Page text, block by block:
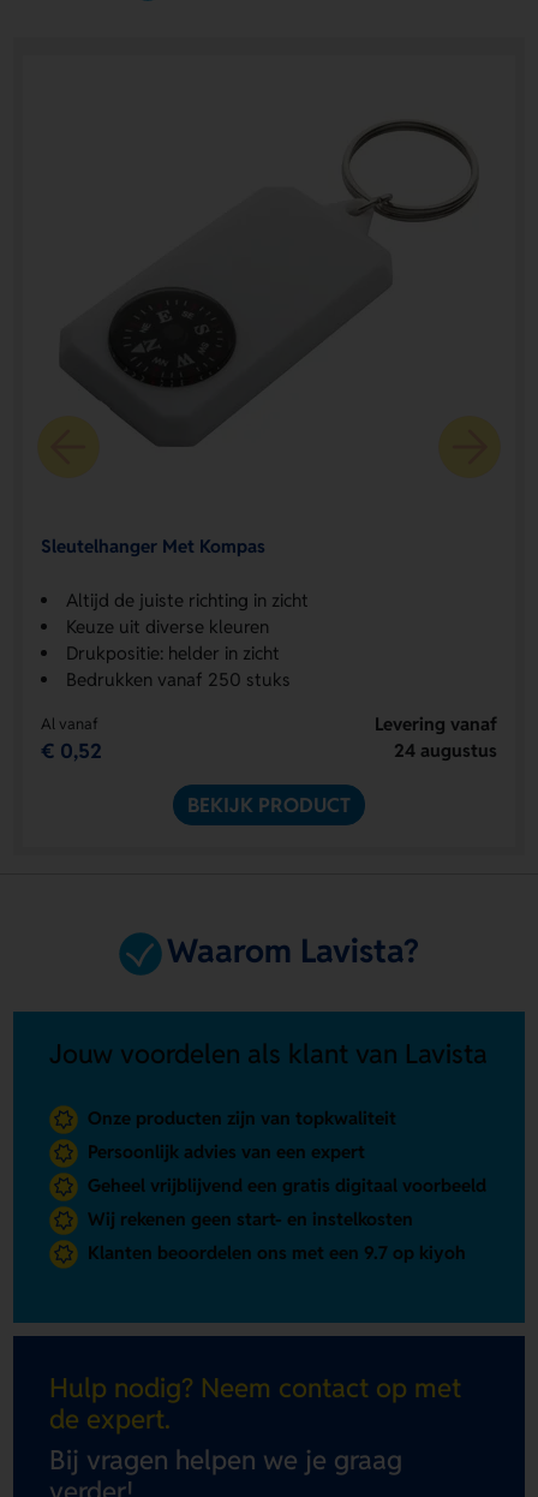
Sleutelhanger Met Kompas
Altijd de juiste richting in zicht
Keuze uit diverse kleuren
Drukpositie: helder in zicht
Bedrukken vanaf 250 stuks
Al vanaf
€ 0,52
Levering vanaf
24 augustus
BEKIJK PRODUCT
Waarom Lavista?
Jouw voordelen als klant van Lavista
Onze producten zijn van topkwaliteit
Persoonlijk advies van een expert
Geheel vrijblijvend een gratis digitaal voorbeeld
Wij rekenen geen start- en instelkosten
Klanten beoordelen ons met een 9.7 op kiyoh
Hulp nodig? Neem contact op met
de expert.
Bij vragen helpen we je graag